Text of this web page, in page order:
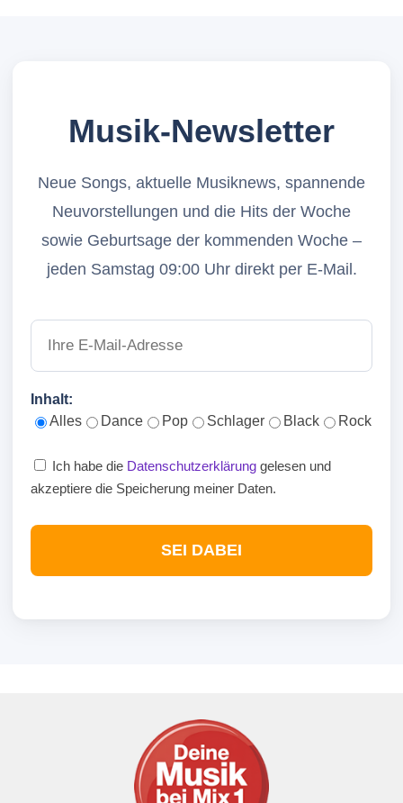
Musik-Newsletter
Neue Songs, aktuelle Musiknews, spannende
Neuvorstellungen und die Hits der Woche
sowie Geburtsage der kommenden Woche –
jeden Samstag 09:00 Uhr direkt per E-Mail.
Inhalt:
Alles
Dance Pop Schlager Black Rock
Ich habe die Datenschutzerklärung gelesen und
akzeptiere die Speicherung meiner Daten.
SEI DABEI